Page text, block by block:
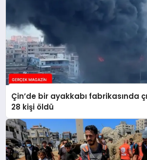
Çin’de bir ayakkabı fabrikasında
28 kişi öldü